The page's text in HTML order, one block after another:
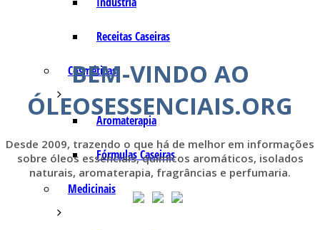
Receitas Caseiras
Cosméticas
Aromaterapia
Fórmulas Caseiras
Medicinais
BEM-VINDO AO
ÓLEOSESSENCIAIS.ORG
Desde 2009, trazendo o que há de melhor em informações
sobre óleos essenciais, químicos aromáticos, isolados
naturais, aromaterapia, fragrâncias e perfumaria.